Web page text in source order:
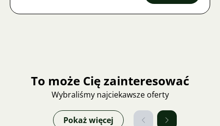
To może Cię zainteresować
Wybraliśmy najciekawsze oferty
Pokaż więcej